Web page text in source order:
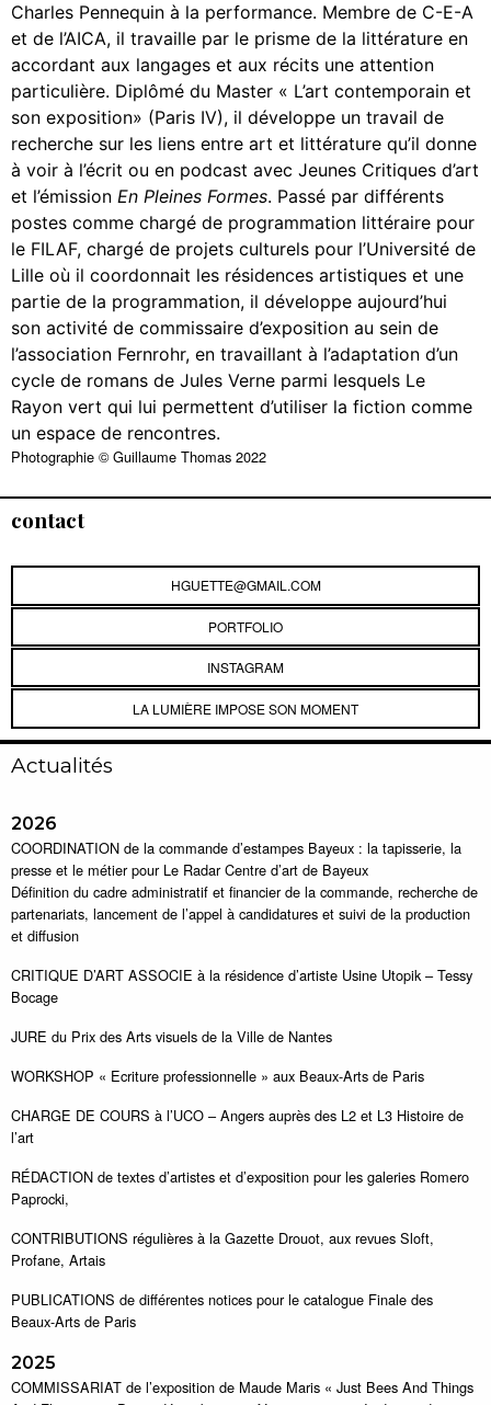
Charles Pennequin à la performance. Membre de C-E-A
et de l’AICA, il travaille par le prisme de la littérature en
accordant aux langages et aux récits une attention
particulière. Diplômé du Master « L’art contemporain et
son exposition» (Paris IV), il développe un travail de
recherche sur les liens entre art et littérature qu’il donne
à voir à l’écrit ou en podcast avec Jeunes Critiques d’art
et l’émission En Pleines Formes. Passé par différents
postes comme chargé de programmation littéraire pour
le FILAF, chargé de projets culturels pour l’Université de
Lille où il coordonnait les résidences artistiques et une
partie de la programmation, il développe aujourd’hui
son activité de commissaire d’exposition au sein de
l’association Fernrohr, en travaillant à l’adaptation d’un
cycle de romans de Jules Verne parmi lesquels Le
Rayon vert qui lui permettent d’utiliser la fiction comme
un espace de rencontres.
Photographie © Guillaume Thomas 2022
contact
HGUETTE@GMAIL.COM
PORTFOLIO
INSTAGRAM
LA LUMIÈRE IMPOSE SON MOMENT
Actualités
2026
COORDINATION de la commande d’estampes Bayeux : la tapisserie, la
presse et le métier pour Le Radar Centre d’art de Bayeux
Définition du cadre administratif et financier de la commande, recherche de
partenariats, lancement de l’appel à candidatures et suivi de la production
et diffusion
CRITIQUE D’ART ASSOCIE à la résidence d’artiste Usine Utopik – Tessy
Bocage
JURE du Prix des Arts visuels de la Ville de Nantes
WORKSHOP « Ecriture professionnelle » aux Beaux-Arts de Paris
CHARGE DE COURS à l’UCO – Angers auprès des L2 et L3 Histoire de
l’art
RÉDACTION de textes d’artistes et d’exposition pour les galeries Romero
Paprocki,
CONTRIBUTIONS régulières à la Gazette Drouot, aux revues Sloft,
Profane, Artais
PUBLICATIONS de différentes notices pour le catalogue Finale des
Beaux-Arts de Paris
2025
COMMISSARIAT de l’exposition de Maude Maris « Just Bees And Things